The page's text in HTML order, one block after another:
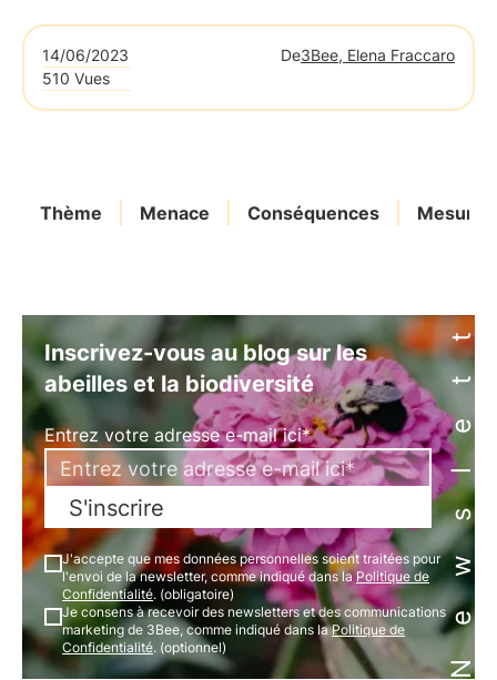
14/06/2023 De3Bee, Elena Fraccaro
510 Vues
Thème Menace Conséquences Mesures
Newsletter
Inscrivez-vous au blog sur les
abeilles et la biodiversité
Entrez votre adresse e-mail ici*
S'inscrire
J'accepte que mes données personnelles soient traitées pour
l'envoi de la newsletter, comme indiqué dans laPolitique de
Confidentialité. (obligatoire)
Je consens à recevoir des newsletters et des communications
marketing de 3Bee, comme indiqué dans laPolitique de
Confidentialité. (optionnel)